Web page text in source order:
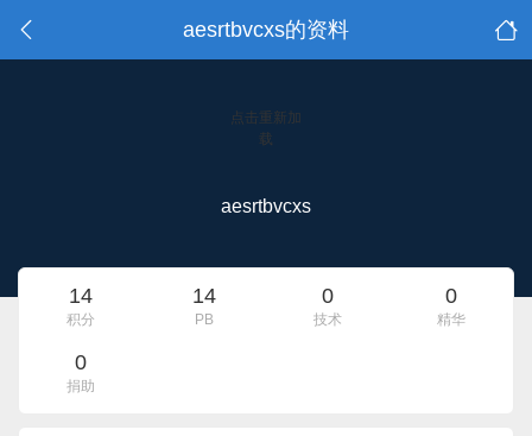
aesrtbvcxs的资料
点击重新加
载
aesrtbvcxs
14
积分
14
PB
0
技术
0
精华
0
捐助